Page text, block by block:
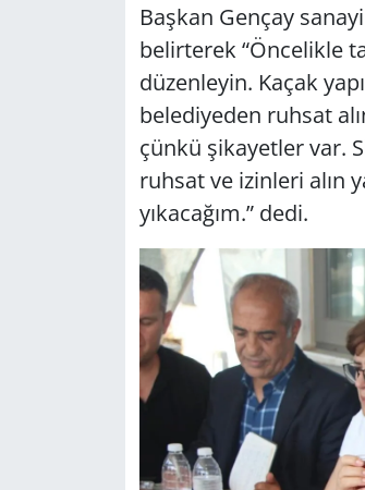
Başkan Gençay
belirterek “Öncelikle
düzenleyin. Kaçak
belediyeden ruhsat
çünkü şikayetler var.
ruhsat ve izinleri alın
yıkacağım.” dedi.